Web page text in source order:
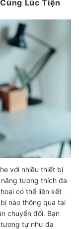
Lúc Tiện
với nhiều thiết bị
tương thích đa
có thể liên kết
nào thông qua tai
chuyển đổi. Bạn
tự như đa